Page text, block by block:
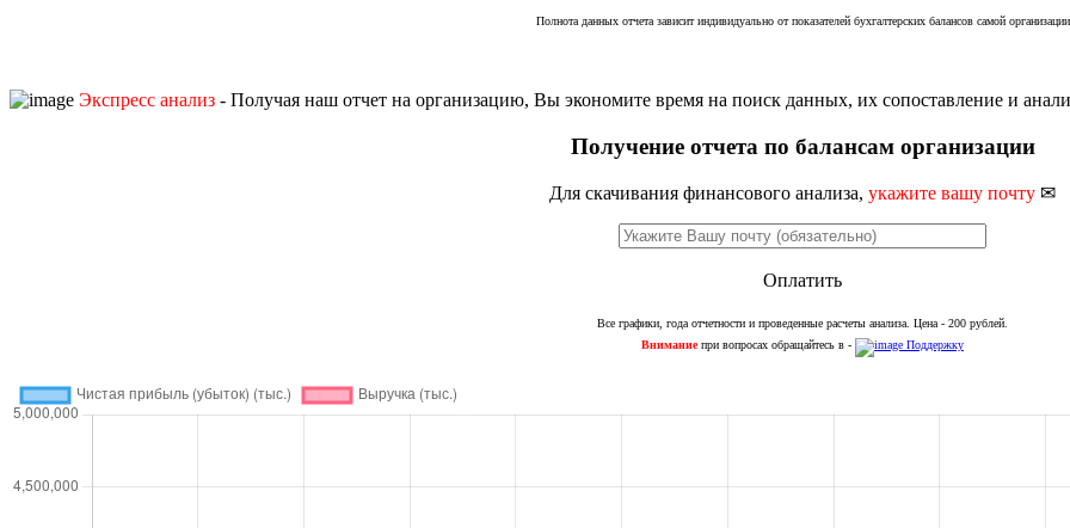
Полнота данных отчета зависит индивидуально от показателей бухгалтерских балансов самой организации
Экспресс анализ - Получая наш отчет на организацию, Вы экономите время на поиск данных, их сопоставление и
Получение отчета по балансам организации
Для скачивания финансового анализа, укажите вашу почту ✉
Оплатить
Все графики, года отчетности и проведенные расчеты анализа. Цена - 200 рублей.
Внимание при вопросах обращайтесь в - Поддержку